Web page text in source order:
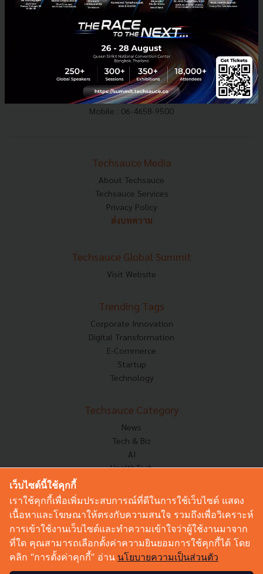
E-mail :contact@techsauce.co
Tel : 02-001-5375
Mobile : 06-4658-9500
Techsauce Media
About Techsauce
Techsauce Services
Privacy Policy
ส่งบทความ
Techsauce Global Summit
Visit Website
Trending Tags
Corporate Innovation
Digital Transformation
E-Commerce
Startup
Technology
Techsauce Category
News
Tech & Biz
AI
HealthTech
Corp Innov
Saucy Thoughts
Based On
Sustainable
Videos
Podcast
เว็บไซต์นี้ใช้คุกกี้
เราใช้คุกกี้เพื่อเพิ่มประสบการณ์ที่ดีในการใช้เว็บไซต์ แสดง
เนื้อหาและโฆษณาให้ตรงกับความสนใจ รวมถึงเพื่อวิเคราะห์
การเข้าใช้งานเว็บไซต์และทำความเข้าใจว่าผู้ใช้งานมาจาก
ที่ใด คุณสามารถเลือกตั้งค่าความยินยอมการใช้คุกกี้ได้ โดย
คลิก “การตั้งค่าคุกกี้” อ่าน นโยบายความเป็นส่วนตัว